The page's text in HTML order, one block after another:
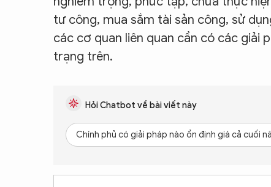
tư công, mua sắm tài sản công, sử
các cơ quan liên quan cần có các giải
trạng trên.
Hỏi Chatbot về bài viết này
Chính phủ có giải pháp nào ổn định giá cả cuối